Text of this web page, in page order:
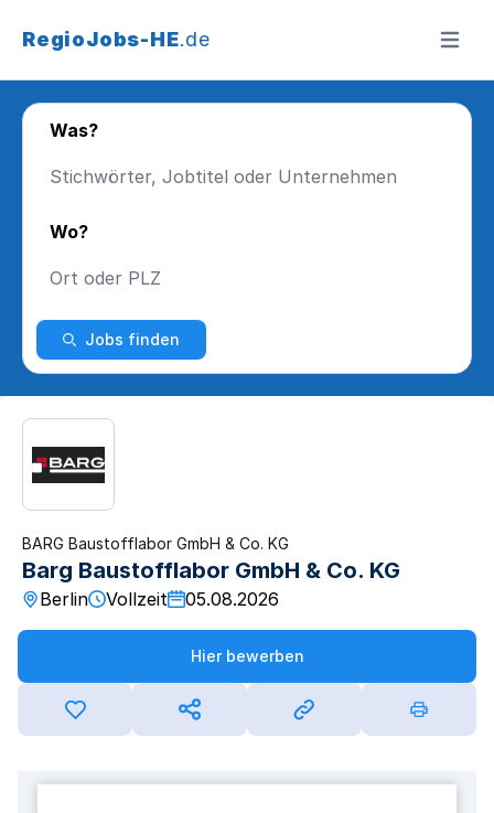
RegioJobs-HE.de Menü
Was?
Wo?
Jobs finden
BARG Baustofflabor GmbH & Co. KG
Barg Baustofflabor GmbH & Co. KG
Berlin Vollzeit 05.08.2026
Hier bewerben